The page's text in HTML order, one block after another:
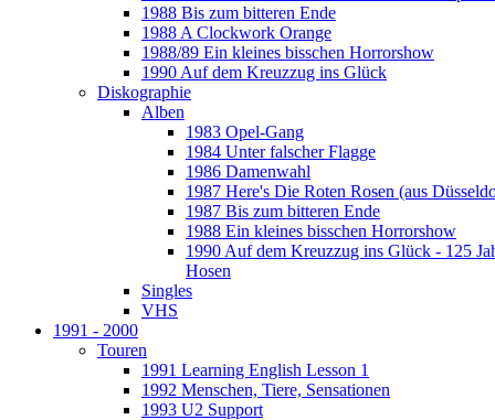
1988 Bis zum bitteren Ende
1988 A Clockwork Orange
1988/89 Ein kleines bisschen Horrorshow
1990 Auf dem Kreuzzug ins Glück
Diskographie
Alben
1983 Opel-Gang
1984 Unter falscher Flagge
1986 Damenwahl
1987 Here's Die Roten Rosen (aus
1987 Bis zum bitteren Ende
1988 Ein kleines bisschen Horrorshow
1990 Auf dem Kreuzzug ins Glück - 125
Hosen
Singles
VHS
1991 - 2000
Touren
1991 Learning English Lesson 1
1992 Menschen, Tiere, Sensationen
1993 U2 Support